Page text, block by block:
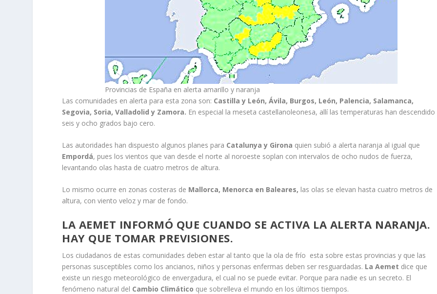
Provincias de España en alerta amarillo y naranja
Las comunidades en alerta para esta zona son: Castilla y León, Ávila, Burgos, León, Palencia, Salamanca,
Segovia, Soria, Valladolid y Zamora. En especial la meseta castellanoleonesa, allí las temperaturas han descendido
seis y ocho grados bajo cero.
Las autoridades han dispuesto algunos planes para Catalunya y Girona quien subió a alerta naranja al igual que
Empordá, pues los vientos que van desde el norte al noroeste soplan con intervalos de ocho nudos de fuerza,
levantando olas hasta de cuatro metros de altura.
Lo mismo ocurre en zonas costeras de Mallorca, Menorca en Baleares, las olas se elevan hasta cuatro metros de
altura, con viento veloz y mar de fondo.
LA AEMET INFORMÓ QUE CUANDO SE ACTIVA LA ALERTA NARANJA.
HAY QUE TOMAR PREVISIONES.
Los ciudadanos de estas comunidades deben estar al tanto que la ola de frío esta sobre estas provincias y que las
personas susceptibles como los ancianos, niños y personas enfermas deben ser resguardadas. La Aemet dice que
existe un riesgo meteorológico de envergadura, el cual no se puede evitar. Porque para nadie es un secreto. El
fenómeno natural del Cambio Climático que sobrelleva el mundo en los últimos tiempos.